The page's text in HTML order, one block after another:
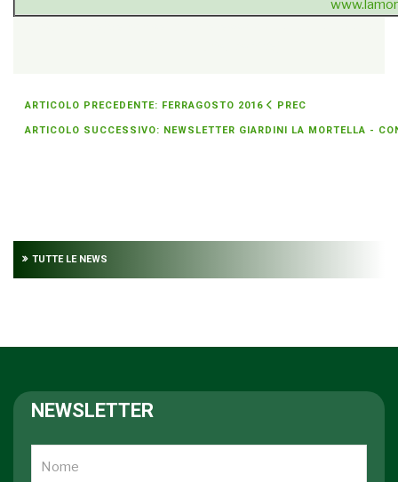
ARTICOLO PRECEDENTE: FERRAGOSTO 2016 PREC
ARTICOLO SUCCESSIVO: NEWSLETTER GIARDINI LA MORTELLA -
TUTTE LE NEWS
NEWSLETTER